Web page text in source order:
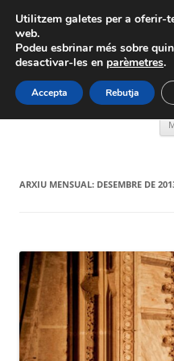
al
contingut Blog del
Turisme Rural –
ARXIU MENSUAL: DESEMBRE DE
Utilitzem galetes per a oferir-
web.
Podeu esbrinar més sobre
desactivar-les en parèmetres.
Accepta Rebutja